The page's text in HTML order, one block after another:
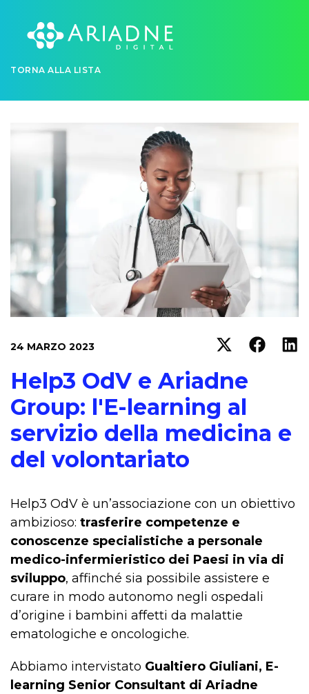
TORNA ALLA LISTA
24 MARZO 2023
Help3 OdV e Ariadne
Group: l'E-learning al
servizio della medicina e
del volontariato
Help3 OdV è un’associazione con un obiettivo
ambizioso: trasferire competenze e
conoscenze specialistiche a personale
medico-infermieristico dei Paesi in via di
sviluppo, affinché sia possibile assistere e
curare in modo autonomo negli ospedali
d’origine i bambini affetti da malattie
ematologiche e oncologiche.
Abbiamo intervistato Gualtiero Giuliani, E-
learning Senior Consultant di Ariadne